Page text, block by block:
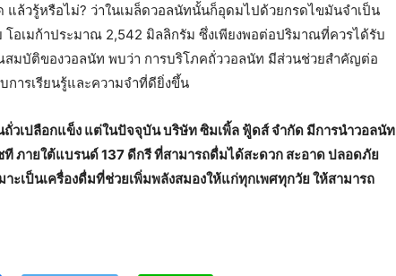
แล้วรู้หรือไม่? ว่าในเมล็ดวอลนัทนั้นก็อุดมไปด้วยกรดไขมันจำเป็น
อเมก้าประมาณ 2,542 มิลลิกรัม ซึ่งเพียงพอต่อปริมาณที่ควรได้รับ
มบัติของวอลนัท พบว่า การบริโภคถั่ววอลนัท มีส่วนช่วยสำคัญต่อ
การเรียนรู้และความจำที่ดียิ่งขึ้น
ถั่วเปลือกแข็ง แต่ในปัจจุบัน บริษัท ซิมเพิ้ล ฟู้ดส์ จำกัด มีการนำวอลนัท
ภายใต้แบรนด์ 137 ดีกรี ที่สามารถดื่มได้สะดวก สะอาด ปลอดภัย
เป็นเครื่องดื่มที่ช่วยเพิ่มพลังสมองให้แก่ทุกเพศทุกวัย ให้สามารถ